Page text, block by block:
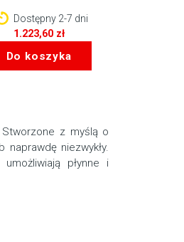
Dostępny 2-7 dni
1.223,60 zł
Do koszyka
z myślą o
niezwykły.
płynne i